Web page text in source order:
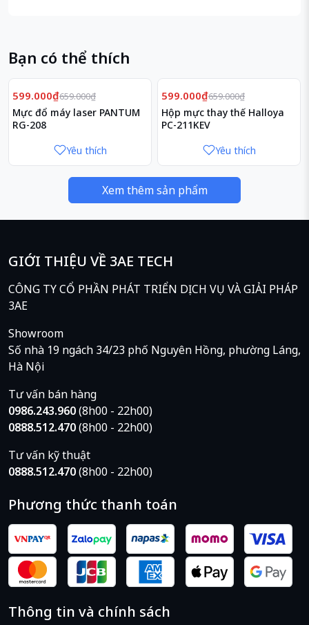
Bạn có thể thích
Giảm9%
599.000₫659.000₫
Mực đổ máy laser PANTUM
RG-208
Yêu thích
Giảm9%
599.000₫659.000₫
Hộp mực thay thế Halloya
PC-211KEV
Yêu thích
Xem thêm sản phẩm
GIỚI THIỆU VỀ 3AE TECH
CÔNG TY CỔ PHẦN PHÁT TRIỂN DỊCH VỤ VÀ GIẢI PHÁP
3AE
Showroom
Số nhà 19 ngách 34/23 phố Nguyên Hồng, phường Láng,
Hà Nội
Tư vấn bán hàng
0986.243.960(8h00 - 22h00)
0888.512.470(8h00 - 22h00)
Tư vấn kỹ thuật
0888.512.470(8h00 - 22h00)
Phương thức thanh toán
Thông tin và chính sách